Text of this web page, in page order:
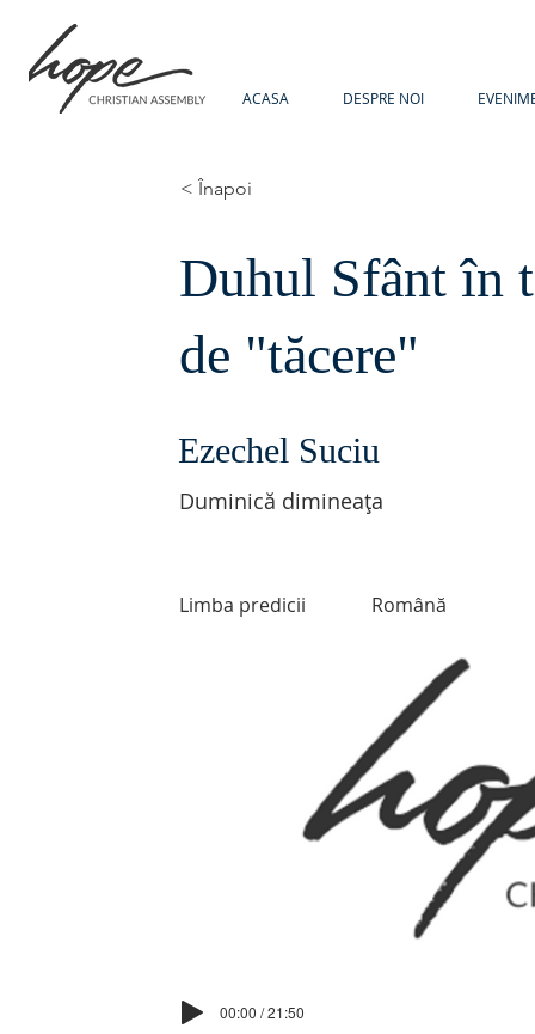
ACASA DESPRE NOI
< Înapoi
Duhul Sfânt în
de "tăcere"
Ezechel Suciu
Duminică dimineața
Limba predicii Română
00:00 / 21:50